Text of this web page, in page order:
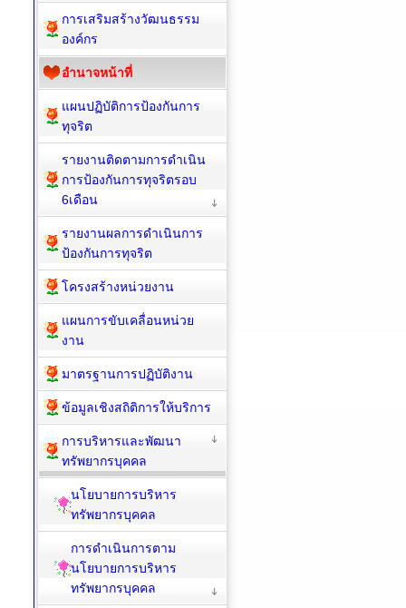
การเสริมสร้างวัฒนธรรม
องค์กร
อำนาจหน้าที่
แผนปฏิบัติการป้องกันการ
ทุจริต
รายงานติดตามการดำเนิน
การป้องกันการทุจริตรอบ
6เดือน
รายงานผลการดำเนินการ
ป้องกันการทุจริต
โครงสร้างหน่วยงาน
แผนการขับเคลื่อนหน่วย
งาน
มาตรฐานการปฏิบัติงาน
ข้อมูลเชิงสถิติการให้บริการ
การบริหารและพัฒนา
ทรัพยากรบุคคล
นโยบายการบริหาร
ทรัพยากรบุคคล
การดำเนินการตาม
นโยบายการบริหาร
ทรัพยากรบุคคล